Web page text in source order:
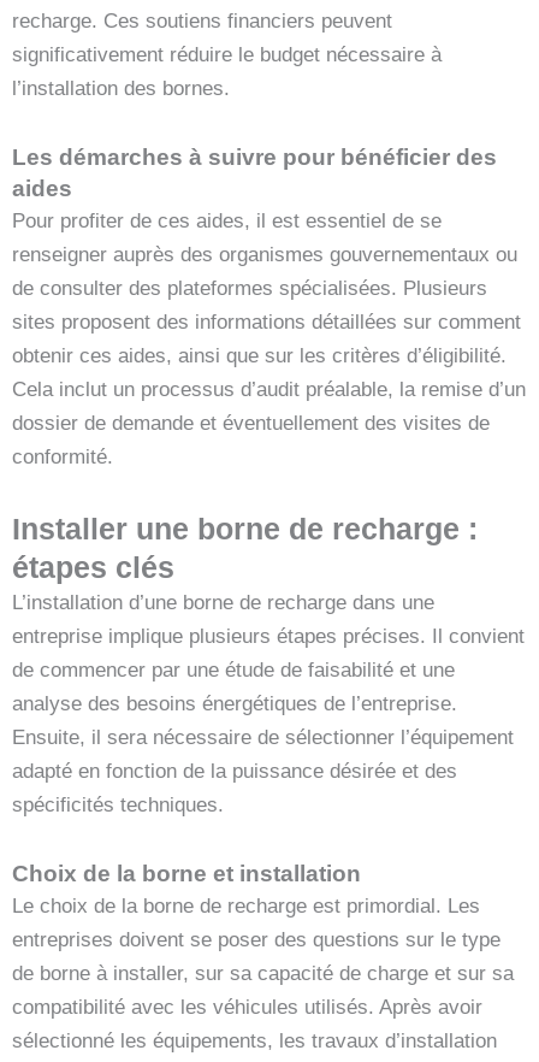
recharge. Ces soutiens financiers peuvent
significativement réduire le budget nécessaire à
l’installation des bornes.
Les démarches à suivre pour bénéficier des
aides
Pour profiter de ces aides, il est essentiel de se
renseigner auprès des organismes gouvernementaux ou
de consulter des plateformes spécialisées. Plusieurs
sites proposent des informations détaillées sur comment
obtenir ces aides, ainsi que sur les critères d’éligibilité.
Cela inclut un processus d’audit préalable, la remise d’un
dossier de demande et éventuellement des visites de
conformité.
Installer une borne de recharge :
étapes clés
L’installation d’une borne de recharge dans une
entreprise implique plusieurs étapes précises. Il convient
de commencer par une étude de faisabilité et une
analyse des besoins énergétiques de l’entreprise.
Ensuite, il sera nécessaire de sélectionner l’équipement
adapté en fonction de la puissance désirée et des
spécificités techniques.
Choix de la borne et installation
Le choix de la borne de recharge est primordial. Les
entreprises doivent se poser des questions sur le type
de borne à installer, sur sa capacité de charge et sur sa
compatibilité avec les véhicules utilisés. Après avoir
sélectionné les équipements, les travaux d’installation